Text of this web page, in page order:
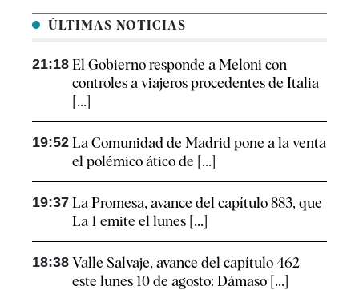
ÚLTIMAS NOTICIAS
21:18 El Gobierno responde a Meloni con
controles a viajeros procedentes de Italia
[...]
19:52 La Comunidad de Madrid pone a la venta
el polémico ático de [...]
19:37 La Promesa, avance del capítulo 883, que
La 1 emite el lunes [...]
18:38 Valle Salvaje, avance del capítulo 462
este lunes 10 de agosto: Dámaso [...]